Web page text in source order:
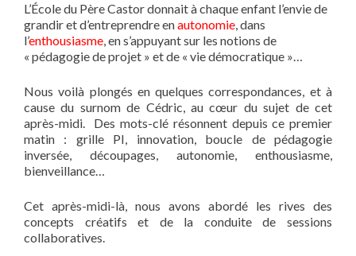
L’École du Père Castor donnait à chaque enfant l’envie de
grandir et d’entreprendre enautonomie, dans
l’enthousiasme, en s’appuyant sur les notions de
« pédagogie de projet » et de « vie démocratique »…
Nous voilà plongés en quelques correspondances, et à
cause du surnom de Cédric, au cœur du sujet de cet
après-midi. Des mots-clé résonnent depuis ce premier
matin : grille PI, innovation, boucle de pédagogie
inversée, découpages, autonomie, enthousiasme,
bienveillance…
Cet après-midi-là, nous avons abordé les rives des
concepts créatifs et de la conduite de sessions
collaboratives.